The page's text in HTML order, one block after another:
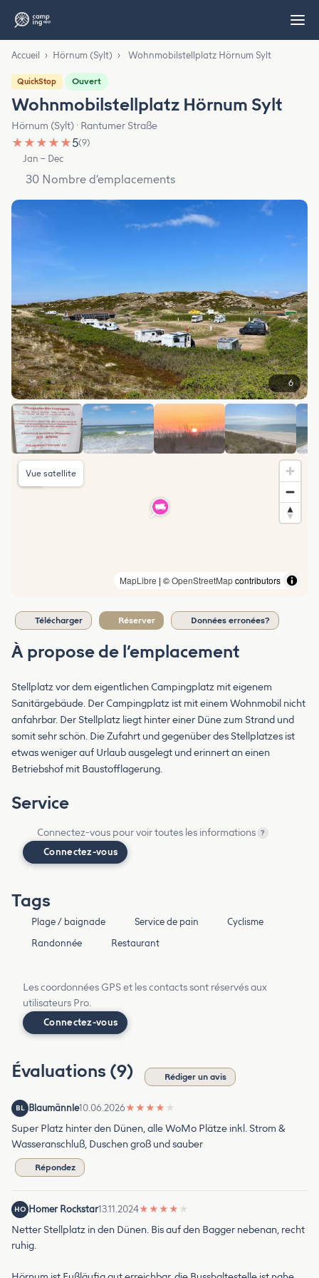
Accueil › Hörnum (Sylt) › Wohnmobilstellplatz Hörnum Sylt
QuickStop Ouvert
Wohnmobilstellplatz Hörnum Sylt
Hörnum (Sylt) · Rantumer Straße
★ ★ ★ ★ ★5(9)
Jan – Dec
30 Nombre d’emplacements
6
MapLibre | ©OpenStreetMapcontributors
Vue satellite
Télécharger Réserver Données erronées?
À propose de l’emplacement
Stellplatz vor dem eigentlichen Campingplatz mit eigenem
Sanitärgebäude. Der Campingplatz ist mit einem Wohnmobil nicht
anfahrbar. Der Stellplatz liegt hinter einer Düne zum Strand und
somit sehr schön. Die Zufahrt und gegenüber des Stellplatzes ist
etwas weniger auf Urlaub ausgelegt und erinnert an einen
Betriebshof mit Baustofflagerung.
Service
Connectez-vous pour voir toutes les informations ?
Connectez-vous
Tags
Plage / baignade Service de pain
Cyclisme
Randonnée
Restaurant
Les coordonnées GPS et les contacts sont réservés aux
utilisateurs Pro.
Connectez-vous
Évaluations (9) Rédiger un avis
BL Blaumännle10.06.2026★ ★ ★ ★ ★
Super Platz hinter den Dünen, alle WoMo Plätze inkl. Strom &
Wasseranschluß, Duschen groß und sauber
Répondez
HO Homer Rockstar13.11.2024★ ★ ★ ★ ★
Netter Stellplatz in den Dünen. Bis auf den Bagger nebenan, recht
ruhig.